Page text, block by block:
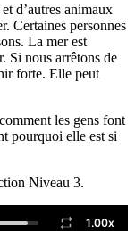
d’autres animaux
Certaines personnes
La mer est
Si nous arrêtons de
forte. Elle peut
les gens font
pourquoi elle est si
Niveau 3.
1.00x